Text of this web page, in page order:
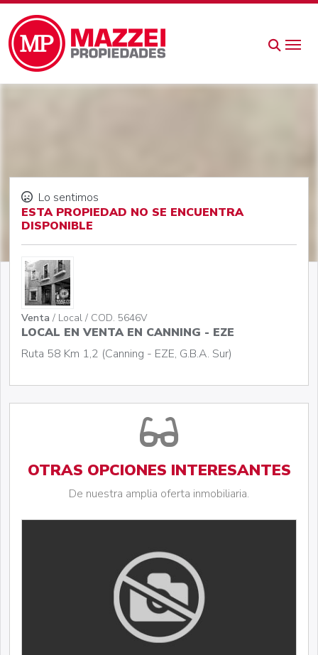
Lo sentimos
ESTA PROPIEDAD NO SE ENCUENTRA
DISPONIBLE
Venta / Local / COD. 5646V
LOCAL EN VENTA EN CANNING - EZE
Ruta 58 Km 1,2 (Canning - EZE, G.B.A. Sur)
OTRAS OPCIONES INTERESANTES
De nuestra amplia oferta inmobiliaria.